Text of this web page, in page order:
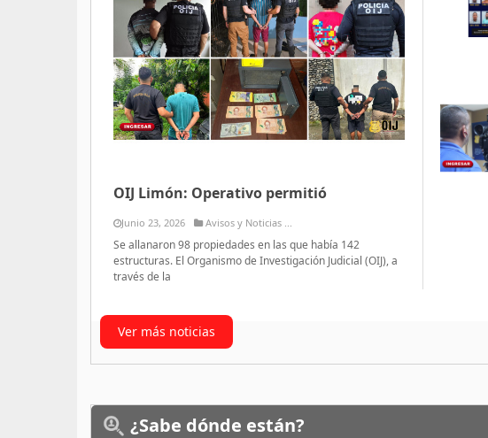
OIJ Limón: Operativo permitió
Junio 23, 2026 Avisos y Noticias ...
Se allanaron 98 propiedades en las que había 142
estructuras. El Organismo de Investigación Judicial (OIJ), a
través de la
Ver más noticias
¿Sabe dónde están?